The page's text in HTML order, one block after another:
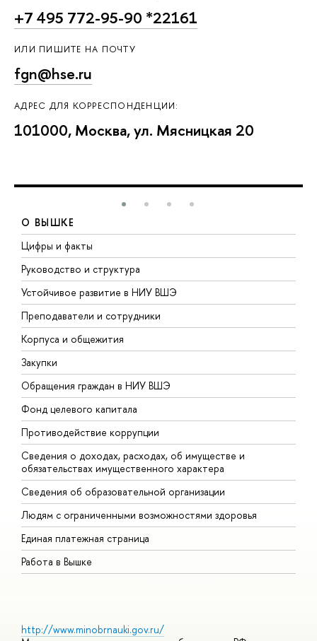
+7 495 772-95-90 *22161
ИЛИ ПИШИТЕ НА ПОЧТУ
fgn@hse.ru
АДРЕС ДЛЯ КОРРЕСПОНДЕНЦИИ:
101000, Москва, ул. Мясницкая 20
О ВЫШКЕ
Цифры и факты
Руководство и структура
Устойчивое развитие в НИУ ВШЭ
Преподаватели и сотрудники
Корпуса и общежития
Закупки
Обращения граждан в НИУ ВШЭ
Фонд целевого капитала
Противодействие коррупции
Сведения о доходах, расходах, об имуществе и
обязательствах имущественного характера
Сведения об образовательной организации
Людям с ограниченными возможностями здоровья
Единая платежная страница
Работа в Вышке
http://www.minobrnauki.gov.ru/